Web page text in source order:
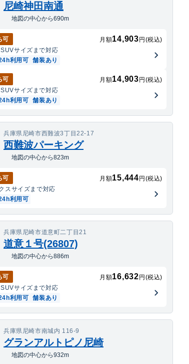
尼崎神田南通
地図の中心から690m
可 月額14,903 円(税込)
サイズまで対応
利用可 舗装あり
可 月額14,903 円(税込)
サイズまで対応
利用可 舗装あり
兵庫県尼崎市西難波3丁目22-17
西難波パーキング
地図の中心から823m
可 月額15,444 円(税込)
スサイズまで対応
利用可
兵庫県尼崎市道意町二丁目21
道意１号(26807)
地図の中心から886m
可 月額16,632 円(税込)
サイズまで対応
利用可 舗装あり
兵庫県尼崎市南城内 116-9
グランアルトピノ尼崎
地図の中心から932m